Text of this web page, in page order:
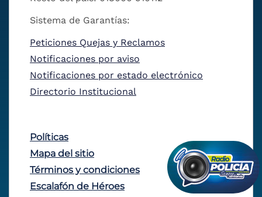
Sistema de Garantías:
Peticiones Quejas y Reclamos
Notificaciones por aviso
Notificaciones por estado electrónico
Directorio Institucional
Políticas
Mapa del sitio
Términos y condiciones
Escalafón de Héroes